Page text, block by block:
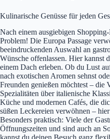
Kulinarische Genüsse für jeden
Nach einem ausgiebigen
Problem! Die Europa Passage
beeindruckenden Auswahl an
Wünsche offenlassen. Hier kannst
einem Dach erleben. Ob du Lust
nach exotischen Aromen sehnst
Freunden genießen möchtest – die
Spezialitäten über italienische
Küche und modernen Cafés, die
süßen Leckereien verwöhnen –
Besonders praktisch: Viele der
Öffnungszeiten und sind auch an
kannst du deinen Besuch ganz